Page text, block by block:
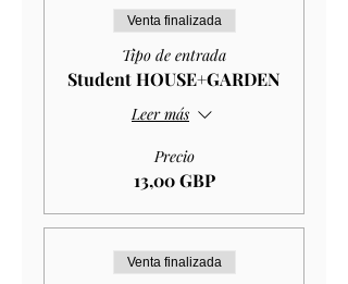
Venta finalizada
Tipo de entrada
Student HOUSE+GARDEN
Leer más
Precio
13,00 GBP
Venta finalizada